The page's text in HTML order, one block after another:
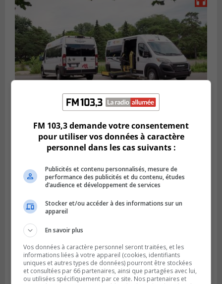
VIEUX-LONGUEUIL
Publié le 31 juillet 2026 à 14h20
Le RTL dévoile sa nouvelle flotte de
transport adapté
BROSSARD
FM 103,3 demande votre consentement
pour utiliser vos données à caractère
personnel dans les cas suivants :
Publicités et contenu personnalisés, mesure de
performance des publicités et du contenu, études
d’audience et développement de services
Stocker et/ou accéder à des informations sur un
appareil
En savoir plus
Vos données à caractère personnel seront traitées, et les
informations liées à votre appareil (cookies, identifiants
uniques et autres types de données) pourront être stockées
et consultées par 66 partenaires, ainsi que partagées avec lui,
ou utilisées spécifiquement par ce site. Nos partenaires et